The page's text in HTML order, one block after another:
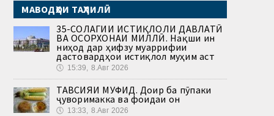
МАВОДҲОИ ТАҲЛИЛӢ
35-СОЛАГИИ ИСТИҚЛОЛИ ДАВЛАТӢ
ВА ОСОРХОНАИ МИЛЛӢ. Нақши ин
ниҳод дар ҳифзу муаррифии
дастовардҳои истиқлол муҳим аст
🕔 15:39, 8.Авг 2026
ТАВСИЯИ МУФИД. Доир ба пӯпаки
ҷуворимакка ва фоидаи он
🕔 13:33, 8.Авг 2026